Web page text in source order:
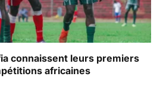
connaissent leurs premiers
africaines